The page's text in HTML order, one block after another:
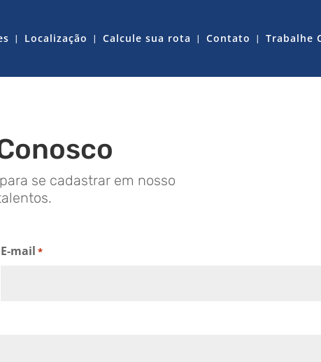
Localização Calcule sua rota Contato Trabalhe
se cadastrar em nosso
E-mail *